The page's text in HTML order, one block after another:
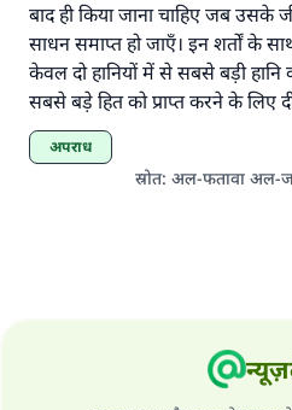
बाद ही किया जाना चाहिए जब उसके
साधन समाप्त हो जाएँ। इन शर्तों के
केवल दो हानियों में से सबसे बड़ी हानि
सबसे बड़े हित को प्राप्त करने के लिए
अपराध
स्रोत: अल-फतावा अल-